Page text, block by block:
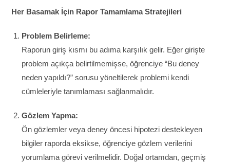
Her Basamak İçin Rapor Tamamlama Stratejileri
Problem Belirleme:
Raporun giriş kısmı bu adıma karşılık gelir. Eğer girişte
problem açıkça belirtilmemişse, öğrenciye “Bu deney
neden yapıldı?” sorusu yöneltilerek problemi kendi
cümleleriyle tanımlaması sağlanmalıdır.
Gözlem Yapma:
Ön gözlemler veya deney öncesi hipotezi destekleyen
bilgiler raporda eksikse, öğrenciye gözlem verilerini
yorumlama görevi verilmelidir. Doğal ortamdan, geçmiş